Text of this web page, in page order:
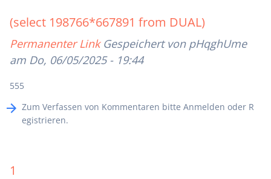
(select 198766*667891 from DUAL)
Permanenter Link Gespeichert von pHqghUme
am Do, 06/05/2025 - 19:44
555
Zum Verfassen von Kommentaren bitte Anmelden oder R
egistrieren.
1